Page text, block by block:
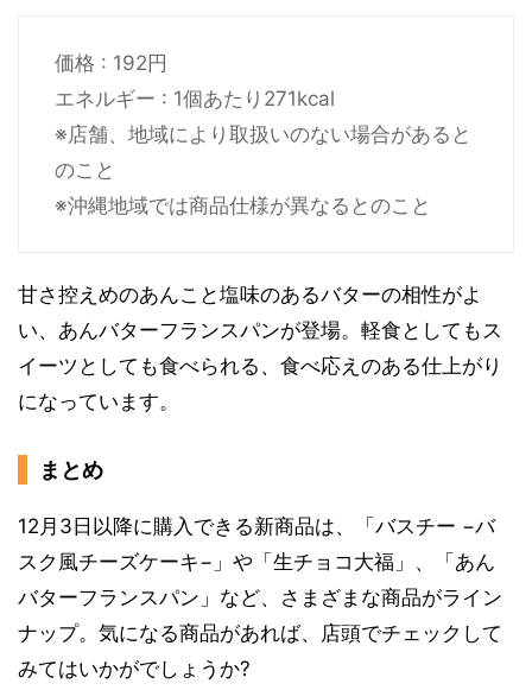
価格 : 192円
エネルギー : 1個あたり271kcal
※店舗、地域により取扱いのない場合があると
のこと
※沖縄地域では商品仕様が異なるとのこと
甘さ控えめのあんこと塩味のあるバターの相性がよ
い、あんバターフランスパンが登場。軽食としてもス
イーツとしても食べられる、食べ応えのある仕上がり
になっています。
まとめ
12月3日以降に購入できる新商品は、「バスチー −バ
スク風チーズケーキ−」や「生チョコ大福」、「あん
バターフランスパン」など、さまざまな商品がライン
ナップ。気になる商品があれば、店頭でチェックして
みてはいかがでしょうか?